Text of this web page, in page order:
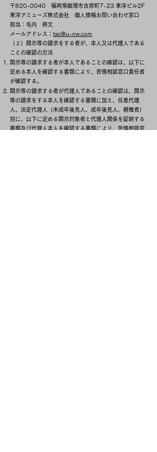
〒820-0040 福岡県飯塚市吉原町7-23 東洋ビル2F
東洋アミューズ株式会社 個人情報お問い合わせ窓口
担当：毛内 將文
メールアドレス： tac@u-nw.com
（２）開示等の請求をする者が、本人又は代理人である
ことの確認の方法
開示等の請求する者が本人であることの確認は、以下に
定める本人を確認する書類により、苦情相談窓口責任者
が確認する。
開示等の請求する者が代理人であることの確認は、開示
等の請求をする本人を確認する書類に加え、任意代理
人、法定代理人（未成年後見人、成年後見人、親権者）
別に、以下に定める開示対象者と代理人関係を証明する
書類及び代理人本人を確認する書類により、苦情相談窓